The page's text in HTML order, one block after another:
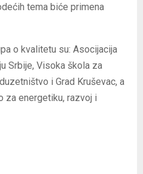
tema biće primena
o kvalitetu su: Asocijacija
Srbije, Visoka škola za
i Grad Kruševac, a
energetiku, razvoj i